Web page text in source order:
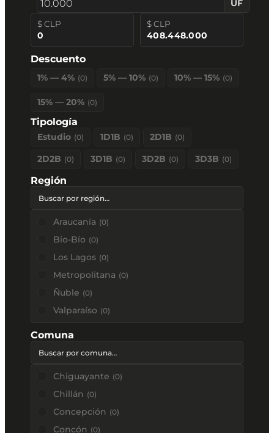
UF
$ CLP
0
$ CLP
408.448.000
Descuento
1% — 4% (0) 5% — 10% (0) 10% — 15% (0)
15% — 20% (0)
Tipología
Estudio (0) 1D1B (0) 2D1B (0)
2D2B (0) 3D1B (0) 3D2B (0) 3D3B (0)
Región
Araucanía (0)
Bio-Bío (0)
Los Lagos (0)
Metropolitana (0)
Ñuble (0)
Valparaíso (0)
Comuna
Chiguayante (0)
Chillán (0)
Concepción (0)
Concón (0)